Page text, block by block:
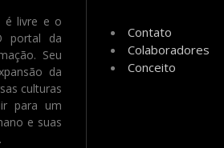
é livre e o
portal da
Seu
da
culturas
para um
e suas
Contato
Colaboradores
Conceito